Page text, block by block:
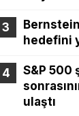
hedefini
S&P 500
ulaştı